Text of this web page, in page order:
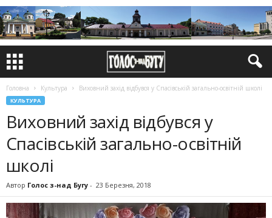
Головна Культура Виховний захід відбувся у Спасівській загально-освітній школі
КУЛЬТУРА
Виховний захід відбувся у
Спасівській загально-освітній
школі
Автор Голос з-над Бугу - 23 Березня, 2018